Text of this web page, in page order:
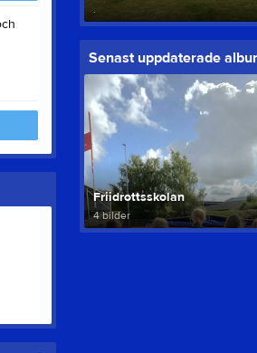
.
Senast uppdaterade
Friidrottsskolan
4 bilder